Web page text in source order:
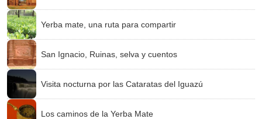
Yerba mate, una ruta para compartir
San Ignacio, Ruinas, selva y cuentos
Visita nocturna por las Cataratas del Iguazú
Los caminos de la Yerba Mate